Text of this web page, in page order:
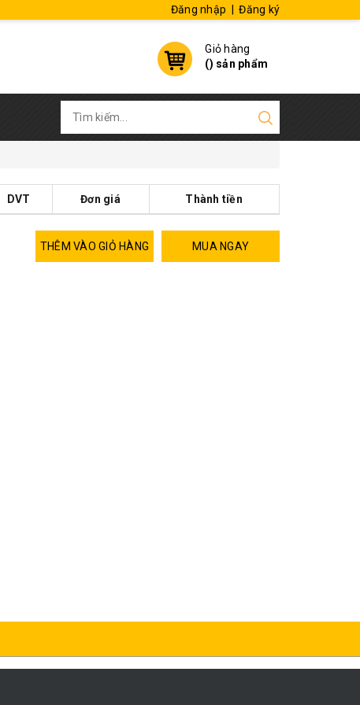
Đăng nhập Đăng ký
Giỏ hàng
() sản phẩm
DVT Đơn giá Thành tiền
MUA NGAY
THÊM VÀO GIỎ HÀNG